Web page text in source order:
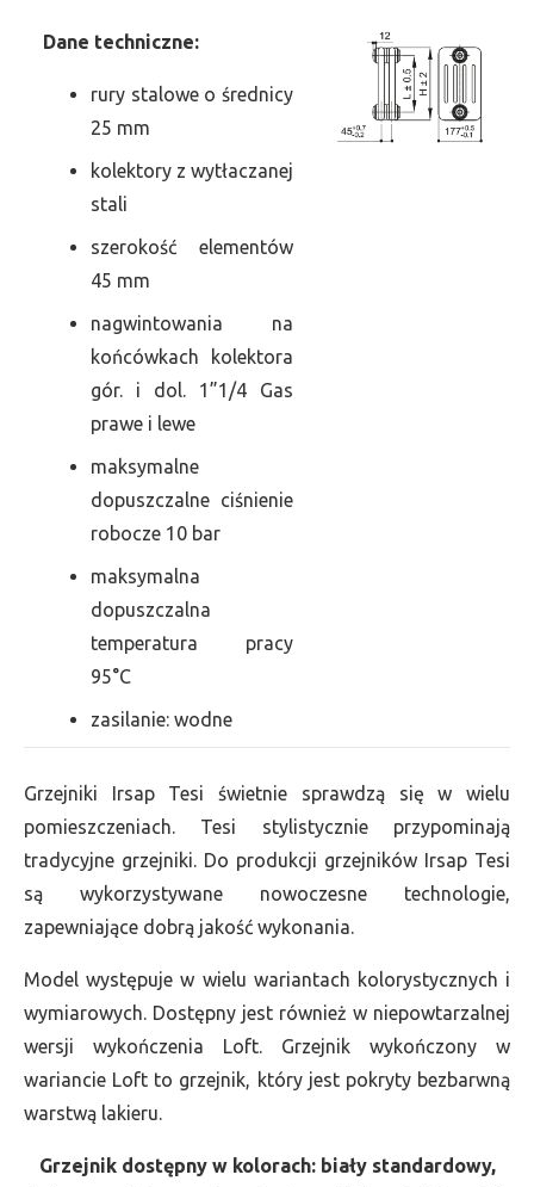
Dane techniczne:
rury stalowe o średnicy
25 mm
kolektory z wytłaczanej
stali
szerokość elementów
45 mm
nagwintowania na
końcówkach kolektora
gór. i dol. 1”1/4 Gas
prawe i lewe
maksymalne
dopuszczalne ciśnienie
robocze 10 bar
maksymalna
dopuszczalna
temperatura pracy
95°C
zasilanie: wodne
Grzejniki Irsap Tesi świetnie sprawdzą się w wielu
pomieszczeniach. Tesi stylistycznie przypominają
tradycyjne grzejniki. Do produkcji grzejników Irsap Tesi
są wykorzystywane nowoczesne technologie,
zapewniające dobrą jakość wykonania.
Model występuje w wielu wariantach kolorystycznych i
wymiarowych. Dostępny jest również w niepowtarzalnej
wersji wykończenia Loft. Grzejnik wykończony w
wariancie Loft to grzejnik, który jest pokryty bezbarwną
warstwą lakieru.
Grzejnik dostępny w kolorach: biały standardowy,